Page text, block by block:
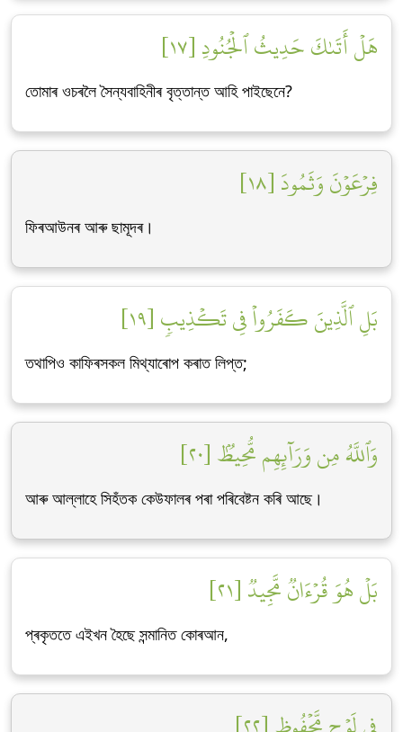
هَلۡ أَتَىٰكَ حَدِيثُ ٱلۡجُنُودِ [١٧]
তোমাৰ ওচৰলৈ সৈন্যবাহিনীৰ বৃত্তান্ত আহি পাইছেনে?
فِرۡعَوۡنَ وَثَمُودَ [١٨]
ফিৰআউনৰ আৰু ছামূদৰ।
بَلِ ٱلَّذِينَ كَفَرُواْ فِي تَكۡذِيبٖ [١٩]
তথাপিও কাফিৰসকল মিথ্যাৰোপ কৰাত লিপ্ত;
وَٱللَّهُ مِن وَرَآئِهِم مُّحِيطُۢ [٢٠]
আৰু আল্লাহে সিহঁতক কেউফালৰ পৰা পৰিবেষ্টন কৰি আছে।
بَلۡ هُوَ قُرۡءَانٞ مَّجِيدٞ [٢١]
প্ৰকৃততে এইখন হৈছে সন্মানিত কোৰআন,